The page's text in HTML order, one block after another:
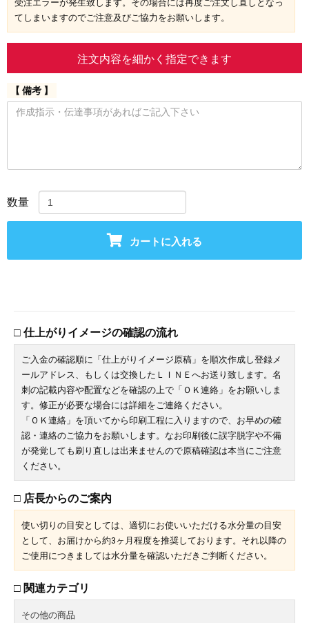
受注エラーが発生致します。その場合には再度ご注文し直しとなっ
てしまいますのでご注意及びご協力をお願いします。
注文内容を細かく指定できます
【 備考 】
数量
カートに入れる
□ 仕上がりイメージの確認の流れ
ご入金の確認順に「仕上がりイメージ原稿」を順次作成し登録メ
ールアドレス、もしくは交換したＬＩＮＥへお送り致します。名
刺の記載内容や配置などを確認の上で「ＯＫ連絡」をお願いしま
す。修正が必要な場合には詳細をご連絡ください。
「ＯＫ連絡」を頂いてから印刷工程に入りますので、お早めの確
認・連絡のご協力をお願いします。なお印刷後に誤字脱字や不備
が発覚しても刷り直しは出来ませんので原稿確認は本当にご注意
ください。
□ 店長からのご案内
使い切りの目安としては、適切にお使いいただける水分量の目安
として、お届けから約3ヶ月程度を推奨しております。それ以降の
ご使用につきましては水分量を確認いただきご判断ください。
□ 関連カテゴリ
その他の商品